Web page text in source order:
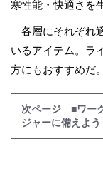
寒性能・快適さを
各層にそれぞれ
いるアイテム。ラ
方にもおすすめだ。
次ページ ■ワー
ジャーに備えよう